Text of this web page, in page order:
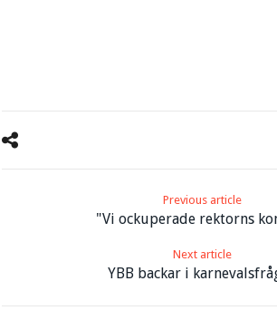
Previous article
"Vi ockuperade rektorns
Next article
YBB backar i